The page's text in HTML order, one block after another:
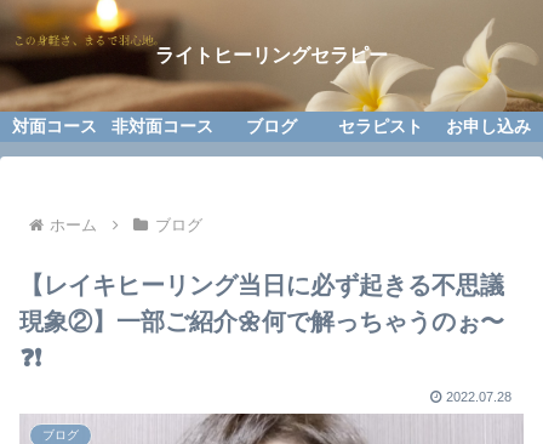
ライトヒーリングセラピー
対面コース 非対面コース ブログ セラピスト お申し込み
ホーム ブログ
【レイキヒーリング当日に必ず起きる不思議
現象②】一部ご紹介🌼何で解っちゃうのぉ〜
❓❗️
2022.07.28
ブログ